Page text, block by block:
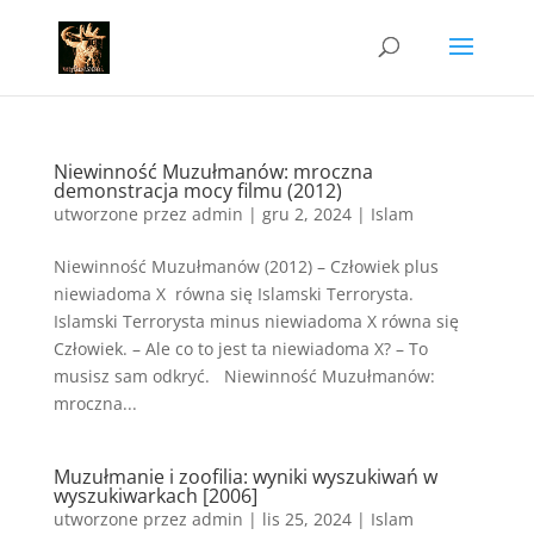
Niewinność Muzułmanów: mroczna
demonstracja mocy filmu (2012)
utworzone przez admin | gru 2, 2024| Islam
Niewinność Muzułmanów (2012) – Człowiek plus
niewiadoma X równa się Islamski Terrorysta.
Islamski Terrorysta minus niewiadoma X równa się
Człowiek. – Ale co to jest ta niewiadoma X? – To
musisz sam odkryć. Niewinność Muzułmanów:
mroczna...
Muzułmanie i zoofilia: wyniki wyszukiwań w
wyszukiwarkach [2006]
utworzone przez admin | lis 25, 2024| Islam